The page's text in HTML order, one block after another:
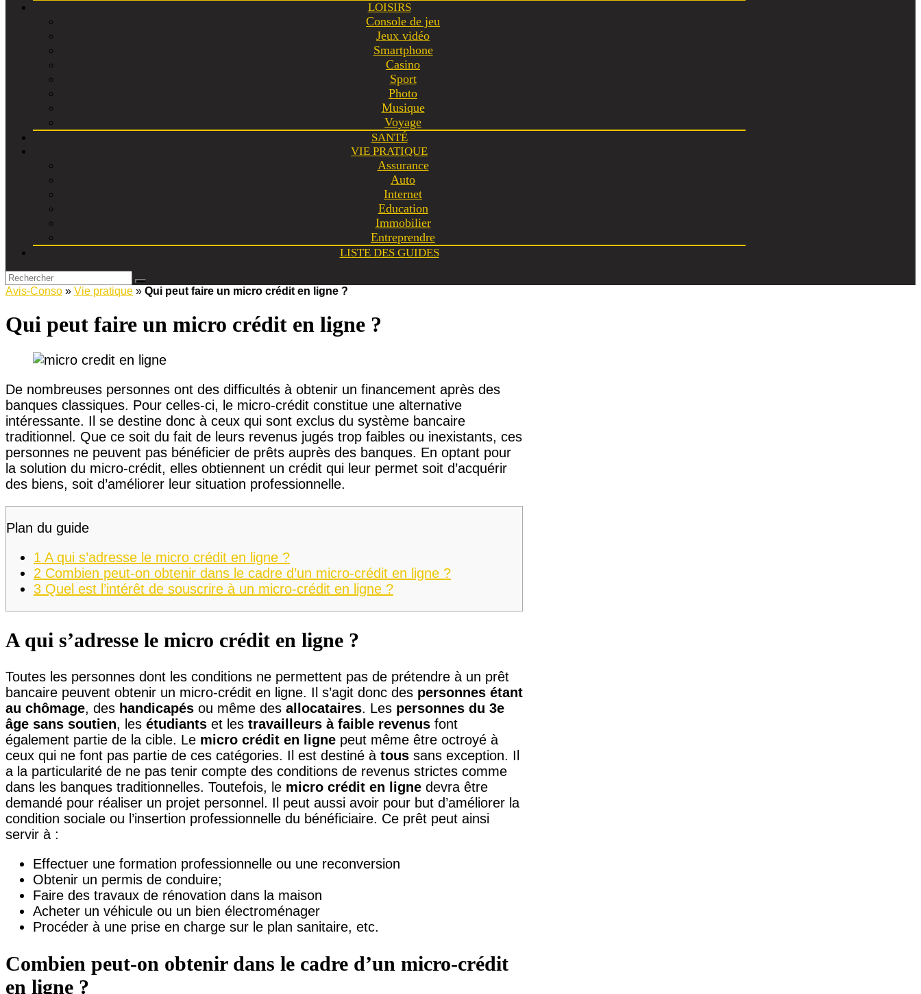
LOISIRS
Console de jeu
Jeux vidéo
Smartphone
Casino
Sport
Photo
Musique
Voyage
SANTÉ
VIE PRATIQUE
Assurance
Auto
Internet
Education
Immobilier
Entreprendre
LISTE DES GUIDES
Avis-Conso » Vie pratique » Qui peut faire un micro crédit en ligne ?
Qui peut faire un micro crédit en ligne ?
De nombreuses personnes ont des difficultés à obtenir un financement après des
banques classiques. Pour celles-ci, le micro-crédit constitue une alternative
intéressante. Il se destine donc à ceux qui sont exclus du système bancaire
traditionnel. Que ce soit du fait de leurs revenus jugés trop faibles ou inexistants, ces
personnes ne peuvent pas bénéficier de prêts auprès des banques. En optant pour
la solution du micro-crédit, elles obtiennent un crédit qui leur permet soit d’acquérir
des biens, soit d’améliorer leur situation professionnelle.
Plan du guide
1 A qui s’adresse le micro crédit en ligne ?
2 Combien peut-on obtenir dans le cadre d’un micro-crédit en ligne ?
3 Quel est l’intérêt de souscrire à un micro-crédit en ligne ?
A qui s’adresse le micro crédit en ligne ?
Toutes les personnes dont les conditions ne permettent pas de prétendre à un prêt
bancaire peuvent obtenir un micro-crédit en ligne. Il s’agit donc des personnes étant
au chômage, des handicapés ou même des allocataires. Les personnes du 3e
âge sans soutien, les étudiants et les travailleurs à faible revenus font
également partie de la cible. Le micro crédit en ligne peut même être octroyé à
ceux qui ne font pas partie de ces catégories. Il est destiné à tous sans exception. Il
a la particularité de ne pas tenir compte des conditions de revenus strictes comme
dans les banques traditionnelles. Toutefois, le micro crédit en ligne devra être
demandé pour réaliser un projet personnel. Il peut aussi avoir pour but d’améliorer la
condition sociale ou l’insertion professionnelle du bénéficiaire. Ce prêt peut ainsi
servir à :
Effectuer une formation professionnelle ou une reconversion
Obtenir un permis de conduire;
Faire des travaux de rénovation dans la maison
Acheter un véhicule ou un bien électroménager
Procéder à une prise en charge sur le plan sanitaire, etc.
Combien peut-on obtenir dans le cadre d’un micro-crédit
en ligne ?